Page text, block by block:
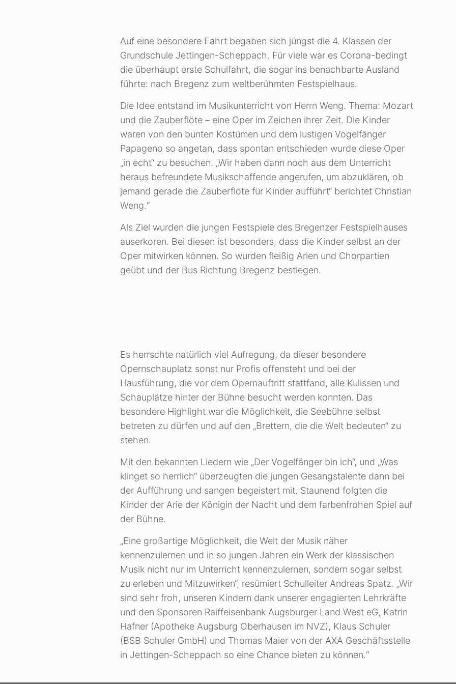
Auf eine besondere Fahrt begaben sich jüngst die 4. Klassen der
Grundschule Jettingen-Scheppach. Für viele war es Corona-bedingt
die überhaupt erste Schulfahrt, die sogar ins benachbarte Ausland
führte: nach Bregenz zum weltberühmten Festspielhaus.
Die Idee entstand im Musikunterricht von Herrn Weng. Thema: Mozart
und die Zauberflöte – eine Oper im Zeichen ihrer Zeit. Die Kinder
waren von den bunten Kostümen und dem lustigen Vogelfänger
Papageno so angetan, dass spontan entschieden wurde diese Oper
„in echt“ zu besuchen. „Wir haben dann noch aus dem Unterricht
heraus befreundete Musikschaffende angerufen, um abzuklären, ob
jemand gerade die Zauberflöte für Kinder aufführt“ berichtet Christian
Weng.“
Als Ziel wurden die jungen Festspiele des Bregenzer Festspielhauses
auserkoren. Bei diesen ist besonders, dass die Kinder selbst an der
Oper mitwirken können. So wurden fleißig Arien und Chorpartien
geübt und der Bus Richtung Bregenz bestiegen.
Es herrschte natürlich viel Aufregung, da dieser besondere
Opernschauplatz sonst nur Profis offensteht und bei der
Hausführung, die vor dem Opernauftritt stattfand, alle Kulissen und
Schauplätze hinter der Bühne besucht werden konnten. Das
besondere Highlight war die Möglichkeit, die Seebühne selbst
betreten zu dürfen und auf den „Brettern, die die Welt bedeuten“ zu
stehen.
Mit den bekannten Liedern wie „Der Vogelfänger bin ich“, und „Was
klinget so herrlich“ überzeugten die jungen Gesangstalente dann bei
der Aufführung und sangen begeistert mit. Staunend folgten die
Kinder der Arie der Königin der Nacht und dem farbenfrohen Spiel auf
der Bühne.
„Eine großartige Möglichkeit, die Welt der Musik näher
kennenzulernen und in so jungen Jahren ein Werk der klassischen
Musik nicht nur im Unterricht kennenzulernen, sondern sogar selbst
zu erleben und Mitzuwirken“, resümiert Schulleiter Andreas Spatz. „Wir
sind sehr froh, unseren Kindern dank unserer engagierten Lehrkräfte
und den Sponsoren Raiffeisenbank Augsburger Land West eG, Katrin
Hafner (Apotheke Augsburg Oberhausen im NVZ), Klaus Schuler
(BSB Schuler GmbH) und Thomas Maier von der AXA Geschäftsstelle
in Jettingen-Scheppach so eine Chance bieten zu können.“